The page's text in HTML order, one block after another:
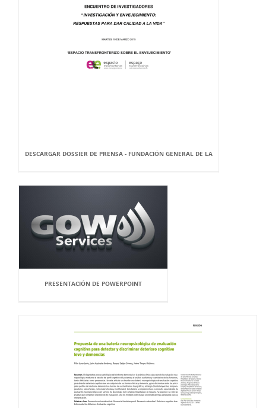
DESCARGAR DOSSIER DE PRENSA - FUNDACIÓN GENERAL DE LA
PRESENTACIÓN DE POWERPOINT